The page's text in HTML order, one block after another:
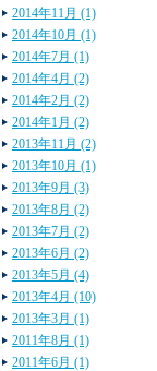
2014年11月 (1)
2014年10月 (1)
2014年7月 (1)
2014年4月 (2)
2014年2月 (2)
2014年1月 (2)
2013年11月 (2)
2013年10月 (1)
2013年9月 (3)
2013年8月 (2)
2013年7月 (2)
2013年6月 (2)
2013年5月 (4)
2013年4月 (10)
2013年3月 (1)
2011年8月 (1)
2011年6月 (1)